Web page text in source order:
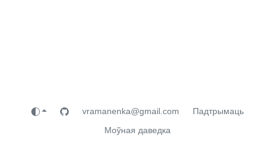
vramanenka@gmail.com
Падтрымаць
Моўная даведка